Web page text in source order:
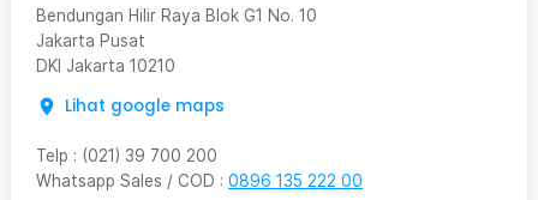
Bendungan Hilir Raya Blok G1 No. 10
Jakarta Pusat
DKI Jakarta 10210
Lihat google maps
Telp : (021) 39 700 200
Whatsapp Sales / COD : 0896 135 222 00